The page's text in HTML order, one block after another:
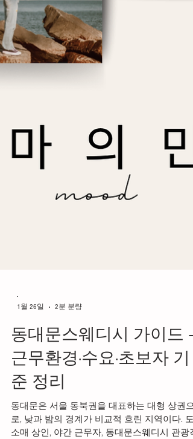
-
1월 26일
2분 분량
동대문스웨디시 가이드 –
근무환경·수요·초보자 기